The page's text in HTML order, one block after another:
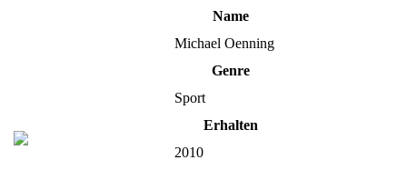
Name
Michael Oenning
Genre
Sport
Erhalten
2010